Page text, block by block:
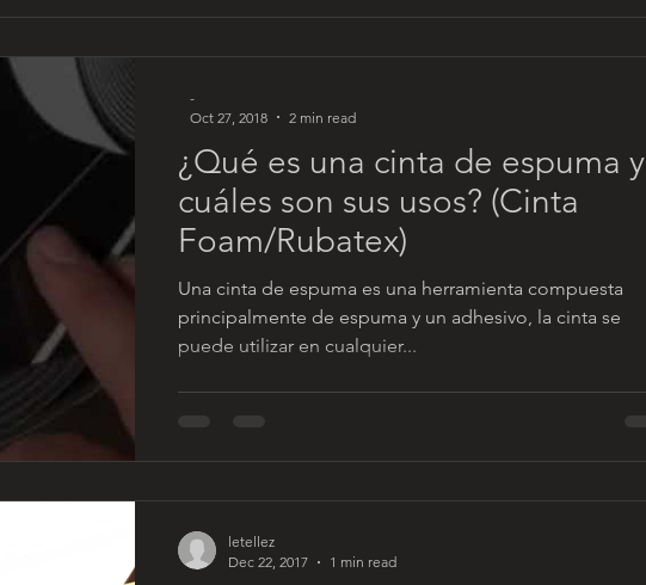
¿Qué es una cinta de espuma y
cuáles son sus usos? (Cinta
Foam/Rubatex)
Una cinta de espuma es una herramienta compuesta
principalmente de espuma y un adhesivo, la cinta se
puede utilizar en cualquier...
-
Oct 27, 2018
2 min read
letellez
Dec 22, 2017
1 min read